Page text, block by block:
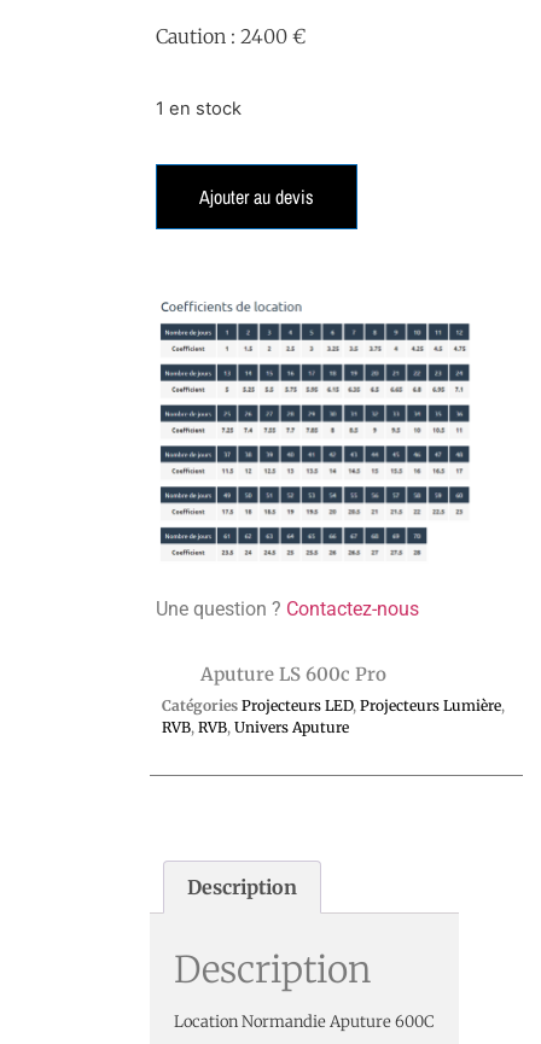
Caution : 2400 €
1 en stock
Ajouter au devis
Une question ? Contactez-nous
Aputure LS 600c Pro
Catégories Projecteurs LED, Projecteurs Lumière,
RVB, RVB, Univers Aputure
Description
Description
Location Normandie Aputure 600C